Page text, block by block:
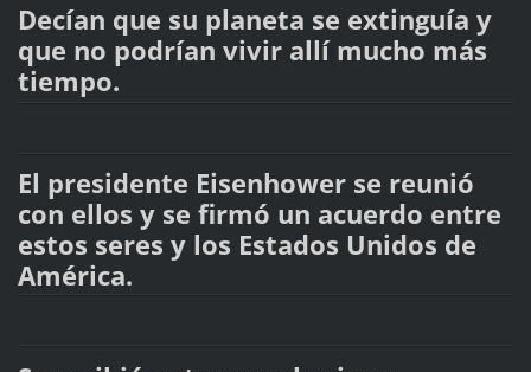
Decían que su planeta se extinguía y
que no podrían vivir allí mucho más
tiempo.
El presidente Eisenhower se reunió
con ellos y se firmó un acuerdo entre
estos seres y los Estados Unidos de
América.